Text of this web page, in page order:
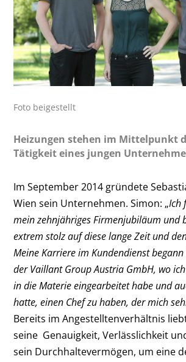
Foto beigestellt
Heizungen stehen im Mittelpunkt
Tätigkeit eines jungen
Im September 2014 gründete
Wien sein Unternehmen. Simon: „Ich
mein zehnjähriges Firmenjubiläum und
extrem stolz auf diese lange Zeit und
Meine Karriere im Kundendienst
der Vaillant Group Austria GmbH, wo
in die Materie eingearbeitet habe und
hatte, einen Chef zu haben, der mich
Bereits im Angestelltenverhältnis
seine Genauigkeit, Verlässlichkeit
sein Durchhaltevermögen, um eine